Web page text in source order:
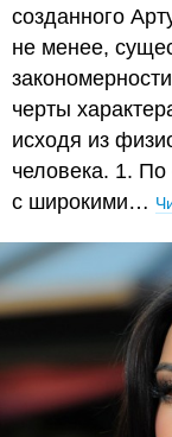
созданного
не менее,
черты
исходя из
человека. 1.
с широкими…